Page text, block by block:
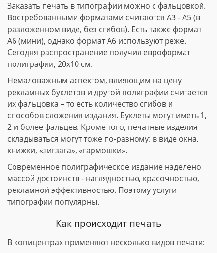
Заказать печать в типографии можно с фальцовкой.
Востребованными форматами считаются А3 - А5 (в
разложенном виде, без сгибов). Есть также формат
А6 (мини), однако формат А6 используют реже.
Сегодня распространение получил евроформат
полиграфии, 20х10 см.
Немаловажным аспектом, влияющим на цену
рекламных буклетов и другой полиграфии считается
их фальцовка – то есть количество сгибов и
способов сложения издания. Буклеты могут иметь 1,
2 и более фальцев. Кроме того, печатные изделия
складываться могут тоже по-разному: в виде окна,
книжки, «зигзага», «гармошки».
Современное полиграфическое издание наделено
массой достоинств - наглядностью, красочностью,
рекламной эффективностью. Поэтому услуги
типографии популярны.
Как происходит печать
В копицентрах применяют несколько видов печати: